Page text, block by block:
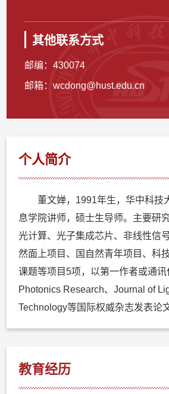
其他联系方式
邮编：430074
邮箱：wcdong@hust.edu.cn
个人简介
董文婵，1991年生，华中科技
息学院讲师，硕士生导师。主要研
光计算、光子集成芯片、非线性信
然面上项目、国自然青年项目、科
课题等项目5项，以第一作者或通讯
Photonics Research、Journal of
Technology等国际权威杂志发表论
教育经历